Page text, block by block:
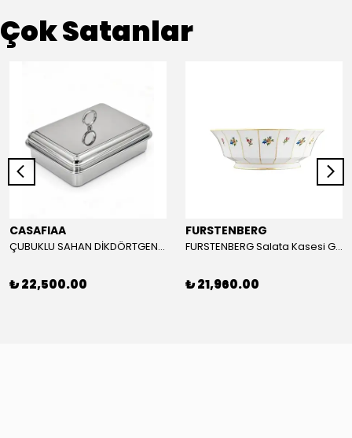
Çok Satanlar
CASAFIAA
ÇUBUKLU SAHAN DİKDÖRTGEN 20X28 CM
₺ 22,500.00
FURSTENBERG
FURSTENBERG Salata Kasesi GRECQUE MILLE FLEURS | 22,4cm
₺ 21,960.00